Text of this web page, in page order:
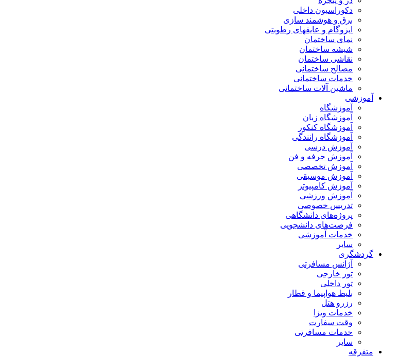
دکوراسیون داخلی
برق و هوشمند سازی
ایزوگام و عایقهای رطوبتی
نمای ساختمان
شیشه ساختمان
نقاشی ساختمان
مصالح ساختمانی
خدمات ساختمانی
ماشین آلات ساختمانی
آموزشی
آموزشگاه
آموزشگاه زبان
آموزشگاه کنکور
آموزشگاه رانندگی
آموزش درسی
آموزش حرفه و فن
آموزش تخصصی
آموزش موسیقی
آموزش کامپیوتر
آموزش ورزشی
تدریس خصوصی
پروژه‌های دانشگاهی
فرصت‌های دانشجویی
خدمات آموزشی
سایر
گردشگری
آژانس مسافرتی
تور خارجی
تور داخلی
بلیط هواپیما و قطار
رزرو هتل
خدمات ویزا
وقت سفارت
خدمات مسافرتی
سایر
متفرقه